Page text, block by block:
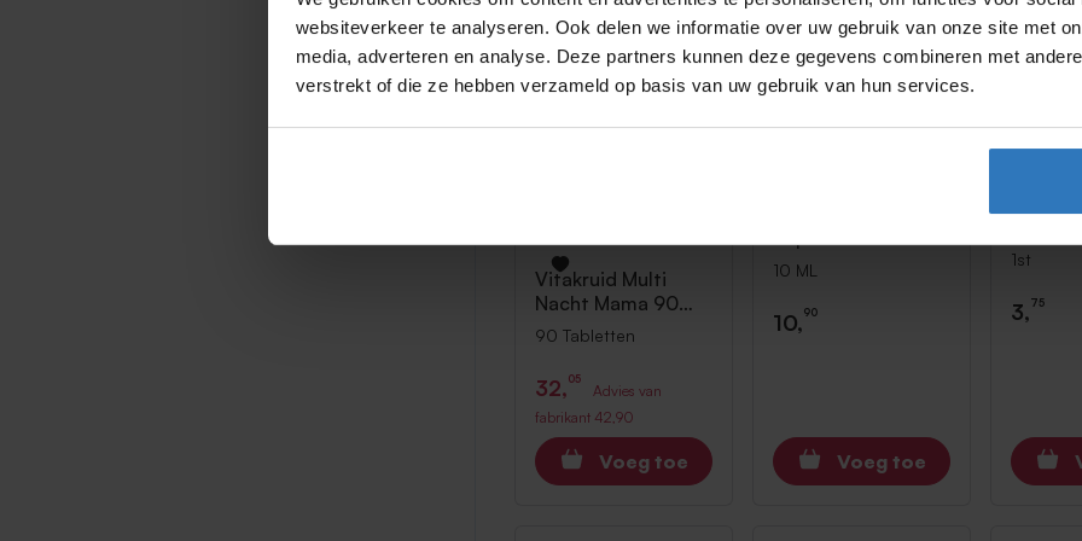
websiteverkeer te analyseren. Ook delen we informatie over uw gebruik van onze site met
media, adverteren en analyse. Deze partners kunnen deze gegevens combineren met
verstrekt of die ze hebben verzameld op basis van uw gebruik van hun services.
25%
Korting!
Vitakruid Multi
Nacht Mama 90
Tabletten
90 Tabletten
32,05
Advies van
fabrikant 42,90
Voeg toe
Tube 10 ML
10 ML
10,90
Voeg toe
1st
3,75